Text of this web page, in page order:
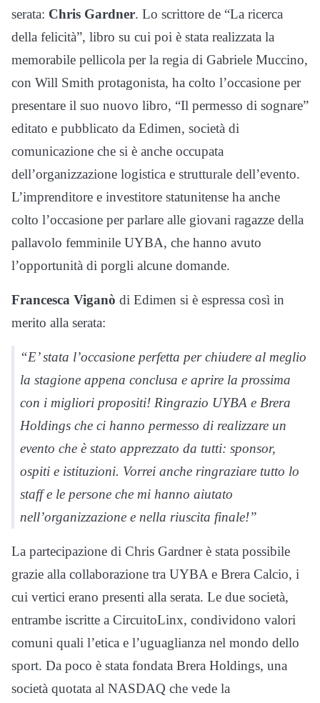
serata: Chris Gardner. Lo scrittore de “La ricerca
della felicità”, libro su cui poi è stata realizzata la
memorabile pellicola per la regia di Gabriele Muccino,
con Will Smith protagonista, ha colto l’occasione per
presentare il suo nuovo libro, “Il permesso di sognare”
editato e pubblicato da Edimen, società di
comunicazione che si è anche occupata
dell’organizzazione logistica e strutturale dell’evento.
L’imprenditore e investitore statunitense ha anche
colto l’occasione per parlare alle giovani ragazze della
pallavolo femminile UYBA, che hanno avuto
l’opportunità di porgli alcune domande.
Francesca Viganò di Edimen si è espressa così in
merito alla serata:
“E’ stata l’occasione perfetta per chiudere al meglio
la stagione appena conclusa e aprire la prossima
con i migliori propositi! Ringrazio UYBA e Brera
Holdings che ci hanno permesso di realizzare un
evento che è stato apprezzato da tutti: sponsor,
ospiti e istituzioni. Vorrei anche ringraziare tutto lo
staff e le persone che mi hanno aiutato
nell’organizzazione e nella riuscita finale!”
La partecipazione di Chris Gardner è stata possibile
grazie alla collaborazione tra UYBA e Brera Calcio, i
cui vertici erano presenti alla serata. Le due società,
entrambe iscritte a CircuitoLinx, condividono valori
comuni quali l’etica e l’uguaglianza nel mondo dello
sport. Da poco è stata fondata Brera Holdings, una
società quotata al NASDAQ che vede la